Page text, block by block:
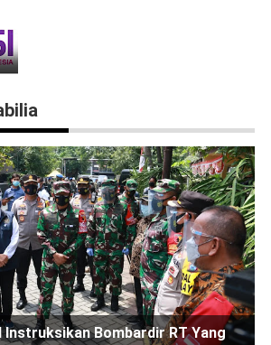
Instruksikan Bombardir RT Yang